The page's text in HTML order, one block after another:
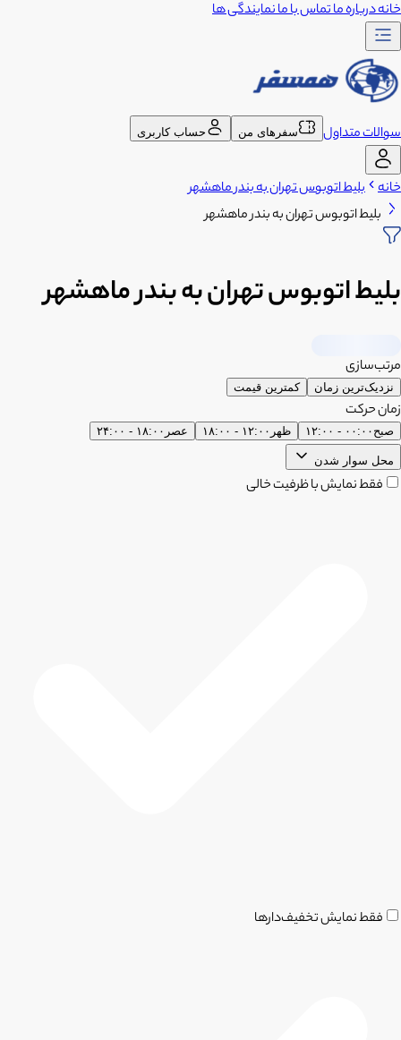
خانهدرباره ماتماس با مانمایندگی ها
سوالات متداول سفرهای من حساب کاربری
خانه بلیط اتوبوس تهران به بندر ماهشهر
بلیط اتوبوس تهران به بندر ماهشهر
بلیط اتوبوس تهران به بندر ماهشهر
مرتب‌سازی
نزدیک‌ترین زمان کمترین قیمت
زمان حرکت
صبح ۰۰:۰۰ - ۱۲:۰۰ ظهر ۱۲:۰۰ - ۱۸:۰۰ عصر ۱۸:۰۰ - ۲۴:۰۰
محل سوار شدن
فقط نمایش با ظرفیت خالی
فقط نمایش تخفیف‌دارها